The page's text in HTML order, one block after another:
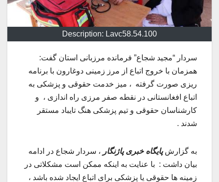
Description: Lavc58.54.100
سردار “مجید شجاع” فرمانده مرزبانی استان گفت:
همزمان با خروج اتباع از مرز زمینی دوغارون با برنامه
ریزی صورت گرفته ، میز خدمت حقوقی و پزشکی به
اتباع افغانستانی در نقطه صفر مرزی راه اندازی ، و
کارشناسان حقوقی و تیم پزشکی هنگ تایباد مستقر
شدند .
به گزارشپایگاه خبری پاژنگار ، سردار شجاع در ادامه
بیان داشت : با عنایت به اینکه ممکن است مشکلاتی در
زمینه ها حقوقی یا پزشکی برای اتباع ایجاد شده باشد ،